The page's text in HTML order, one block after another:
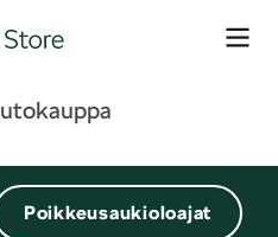
Poikkeusaukioloajat